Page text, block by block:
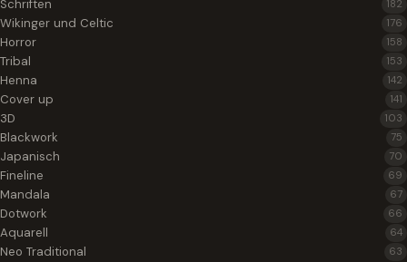
Schriften 182
Wikinger und Celtic 176
Horror 158
Tribal 153
Henna 142
Cover up 141
3D 103
Blackwork 75
Japanisch 70
Fineline 69
Mandala 67
Dotwork 66
Aquarell 64
Neo Traditional 63